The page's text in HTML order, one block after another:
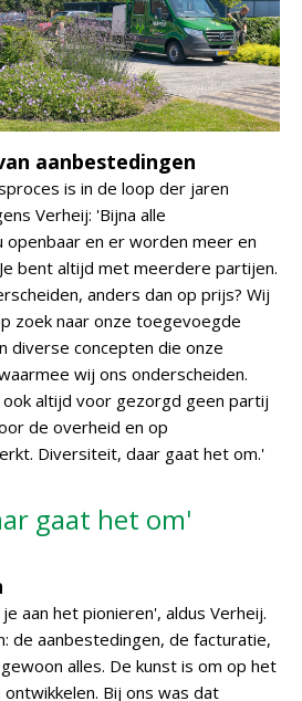
aanbestedingen
is in de loop der jaren
Verheij: 'Bijna alle
openbaar en er worden meer en
bent altijd met meerdere partijen.
anders dan op prijs? Wij
zoek naar onze toegevoegde
diverse concepten die onze
wij ons onderscheiden.
altijd voor gezorgd geen partij
de overheid en op
Diversiteit, daar gaat het om.'
gaat het om'
aan het pionieren', aldus Verheij.
de aanbestedingen, de facturatie,
alles. De kunst is om op het
Bij ons was dat